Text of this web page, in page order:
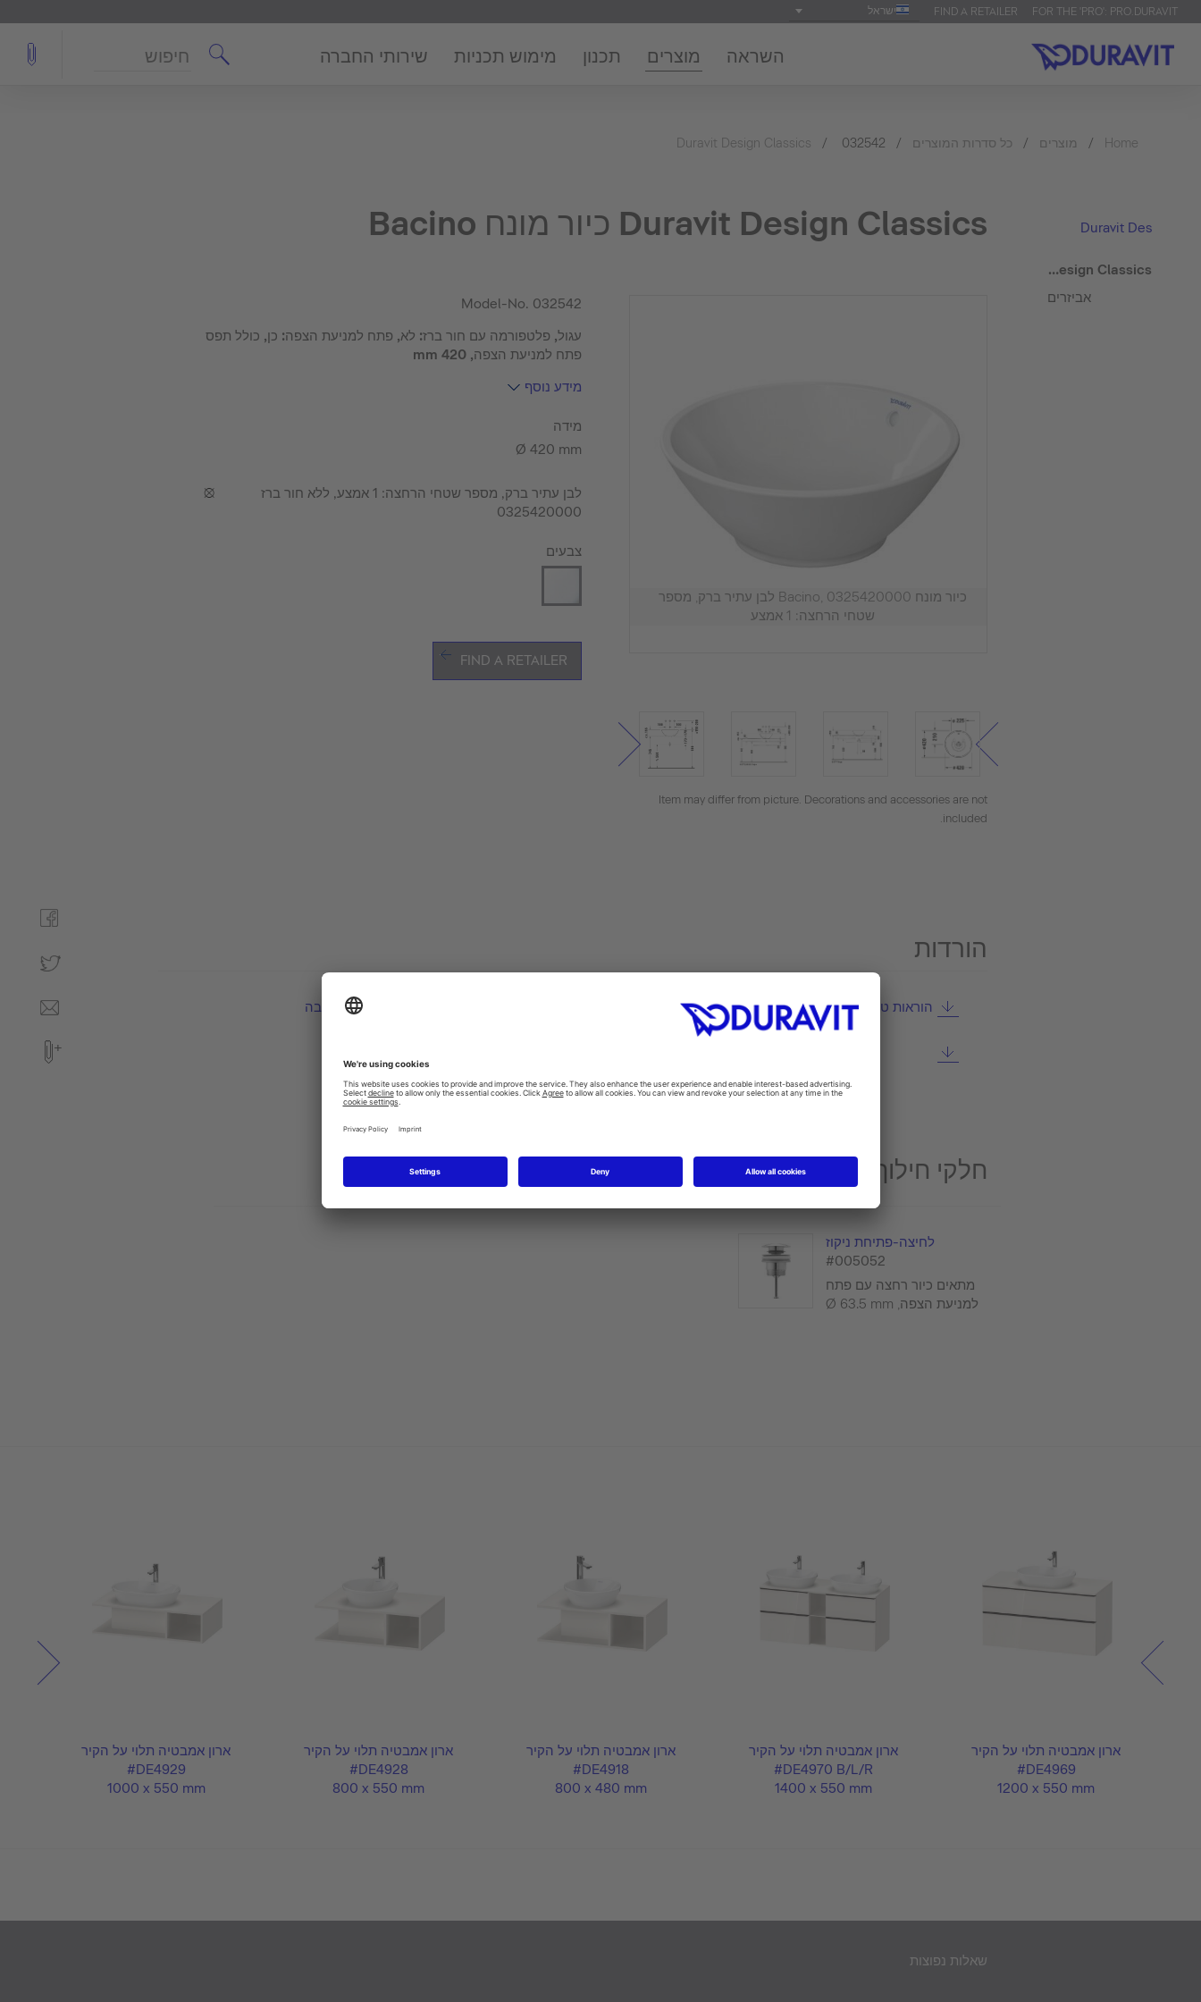
FOR THE 'PRO': PRO.DURAVIT
FIND A RETAILER ישראל
השראה מוצרים תכנון מימוש תכניות שירותי החברה
Home מוצרים כל סדרות המוצרים Duravit Design Classics 032542
Duravit Design
Duravit Design Classics כיור מונח Bacino
אביזרים
Duravit Design Classics כיור מונח Bacino
כיור מונח Bacino, 0325420000 לבן עתיר ברק, מספר
שטחי הרחצה: 1 אמצע
Item may differ from picture. Decorations and accessories are not
included.
Model-No. 032542
עגול, פלטפורמה עם חור ברז: לא, פתח למניעת הצפה: כן, כולל תפס
פתח למניעת הצפה, 420 mm
מידע נוסף
מידה
Ø 420 mm
•
לבן עתיר ברק, מספר שטחי הרחצה: 1 אמצע, ללא חור ברז
0325420000
צבעים
FIND A RETAILER
הורדות
הוראות טיפול הוראות הרכבה
חלקי חילוף
לחיצה-פתיחת ניקוז
#005052
מתאים כיור רחצה עם פתח
למניעת הצפה, Ø 63.5 mm
ארון אמבטיה תלוי על הקיר
#DE4969
1200 x 550 mm
ארון אמבטיה תלוי על הקיר
#DE4970 B/L/R
1400 x 550 mm
ארון אמבטיה תלוי על הקיר
#DE4918
800 x 480 mm
ארון אמבטיה תלוי על הקיר
#DE4928
800 x 550 mm
ארון אמבטיה תלוי על הקיר
#DE4929
1000 x 550 mm
שאלות נפוצות